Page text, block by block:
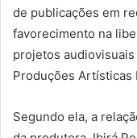
de publicações em
favorecimento na
projetos
Produções Artísticas
Segundo ela, a